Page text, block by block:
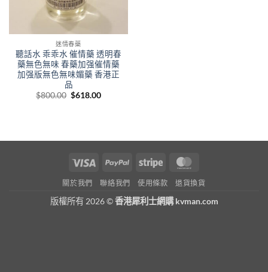
迷情春藥
聽話水 乖乖水 催情藥 透明春
藥無色無味 春藥加强催情藥
加强版無色無味媚藥 香港正
品
$800.00 Original
$618.00Current
Visa PayPal Stripe
關於我們 聯絡我們 使用條款 退貨換貨
版權所有 2026 ©香港犀利士網購 kvman.com